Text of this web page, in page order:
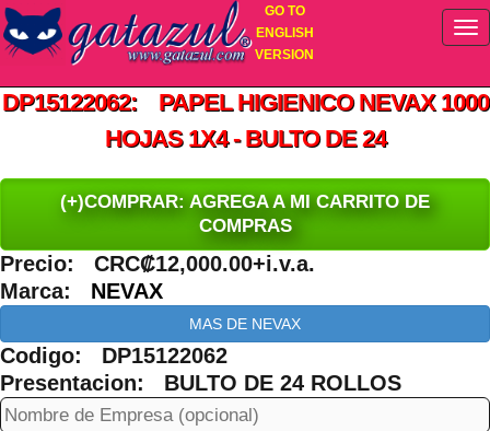
GO TO
ENGLISH
VERSION
DP15122062: PAPEL HIGIENICO NEVAX 1000
HOJAS 1X4 - BULTO DE 24
(+)COMPRAR: AGREGA A MI CARRITO DE
COMPRAS
Precio: CRC₡12,000.00+i.v.a.
Marca: NEVAX
MAS DE NEVAX
Codigo: DP15122062
Presentacion: BULTO DE 24 ROLLOS